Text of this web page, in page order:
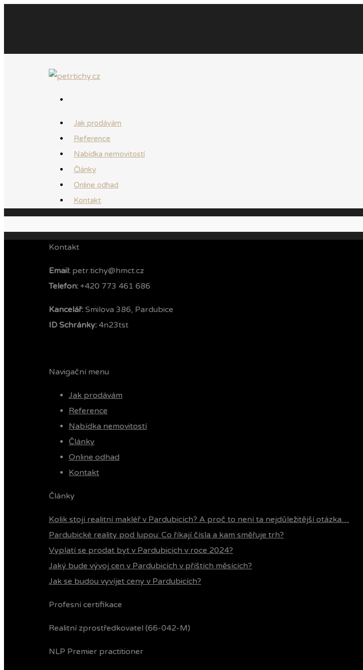
Jak prodávám
Reference
Nabídka nemovitostí
Články
Online odhad
Kontakt
Kontakt
Email: petr.tichy@hmct.cz
Telefon: ‭ +420 773 461 686‬
Kancelář: Smilova 386, Pardubice
ID Schránky: 4n23tst
Navigační menu
Jak prodávám
Reference
Nabídka nemovitostí
Články
Online odhad
Kontakt
Články
Kolik stojí realitní makléř v Pardubicích? A proč to není ta nejdůležitější otázka…
Pardubické reality pod lupou: Co říkají čísla a kam směřuje trh?
Vyplatí se prodat byt v Pardubicích v roce 2024?
Jaký bude vývoj cen v Pardubicích v příštích měsících?
Jak se budou vyvíjet ceny v Pardubicích?
Profesní certifikace
Realitní zprostředkovatel (66-042-M)
NLP Premier practitioner